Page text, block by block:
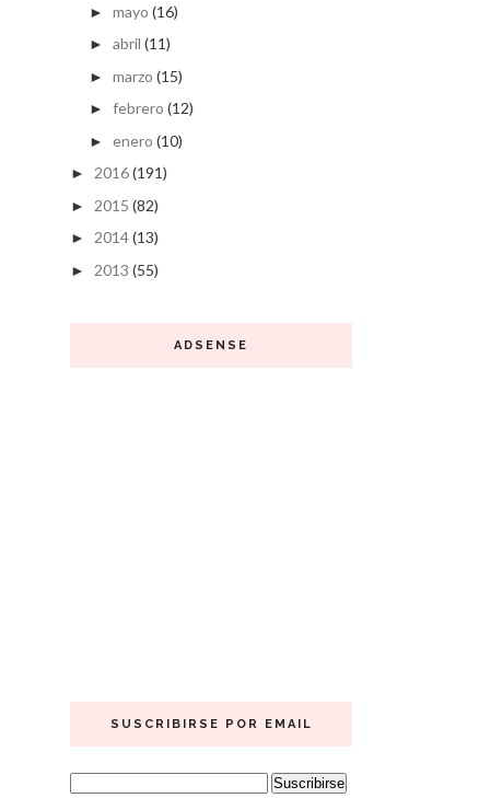
► mayo (16)
► abril (11)
► marzo (15)
► febrero (12)
► enero (10)
► 2016(191)
► 2015 (82)
► 2014(13)
► 2013 (55)
ADSENSE
SUSCRIBIRSE POR EMAIL